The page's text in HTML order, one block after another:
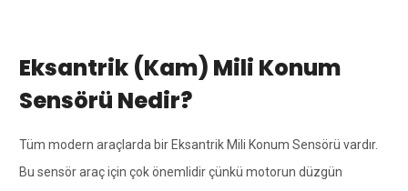
Eksantrik (Kam) Mili Konum
Sensörü Nedir?
Tüm modern araçlarda bir Eksantrik Mili Konum Sensörü vardır.
Bu sensör araç için çok önemlidir çünkü motorun düzgün